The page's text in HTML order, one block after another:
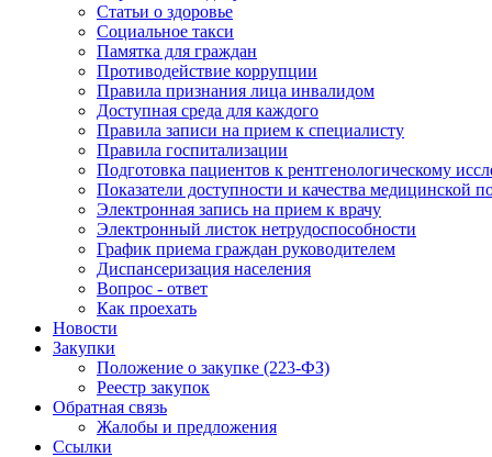
Статьи о здоровье
Социальное такси
Памятка для граждан
Противодействие коррупции
Правила признания лица инвалидом
Доступная среда для каждого
Правила записи на прием к специалисту
Правила госпитализации
Подготовка пациентов к рентгенологическому
Показатели доступности и качества медицинской
Электронная запись на прием к врачу
Электронный листок нетрудоспособности
График приема граждан руководителем
Диспансеризация населения
Вопрос - ответ
Как проехать
Новости
Закупки
Положение о закупке (223-ФЗ)
Реестр закупок
Обратная связь
Жалобы и предложения
Ссылки